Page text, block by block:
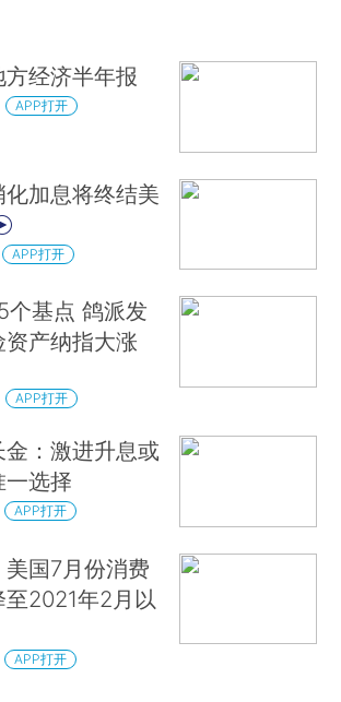
经济半年报
APP打开
加息将终结美
APP打开
个基点 鸽派发
产纳指大涨
APP打开
：激进升息或
一选择
APP打开
美国7月份消费
2021年2月以
APP打开